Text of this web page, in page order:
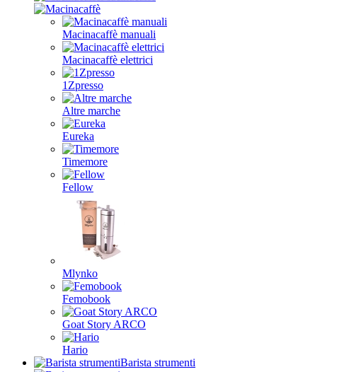
Macinacaffè manuali
Macinacaffè elettrici
1Zpresso
Altre marche
Eureka
Timemore
Fellow
Mlynko
Femobook
Goat Story ARCO
Hario
Barista strumenti